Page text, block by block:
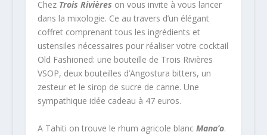
Chez Trois Rivières on vous invite à vous lancer
dans la mixologie. Ce au travers d’un élégant
coffret comprenant tous les ingrédients et
ustensiles nécessaires pour réaliser votre cocktail
Old Fashioned: une bouteille de Trois Rivières
VSOP, deux bouteilles d’Angostura bitters, un
zesteur et le sirop de sucre de canne. Une
sympathique idée cadeau à 47 euros.
A Tahiti on trouve le rhum agricole blanc Mana’o.